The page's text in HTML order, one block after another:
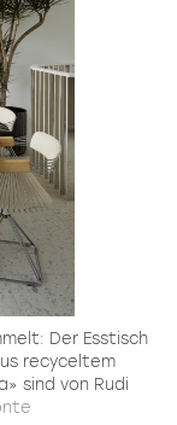
Der Esstisch
recyceltem
sind von Rudi